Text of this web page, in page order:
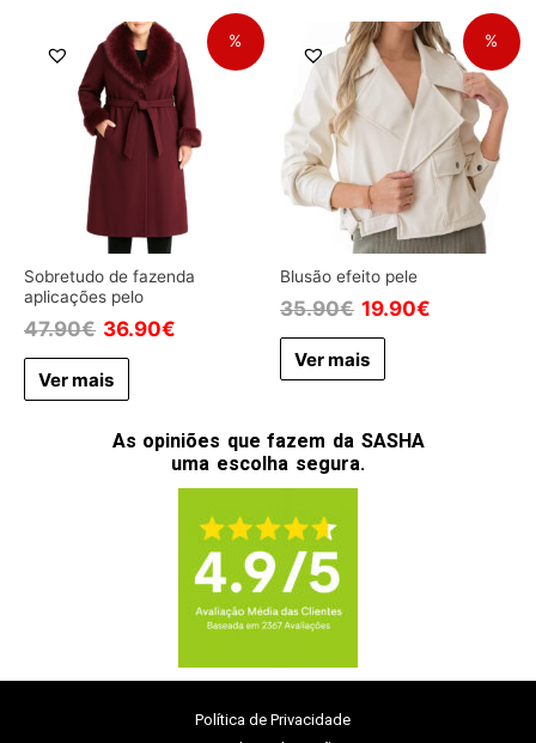
%
Sobretudo de fazenda
aplicações pelo
47.90€ 36.90€
Ver mais
%
Blusão efeito pele
35.90€ 19.90€
Ver mais
As opiniões que fazem da SASHA
uma escolha segura.
Política de Privacidade